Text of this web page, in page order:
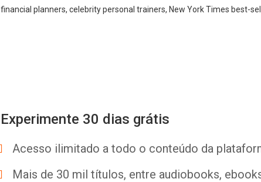
financial planners, celebrity personal trainers, New York Times best-
Experimente 30 dias grátis
Acesso ilimitado a todo o conteúdo da
Mais de 30 mil títulos, entre audiobooks,